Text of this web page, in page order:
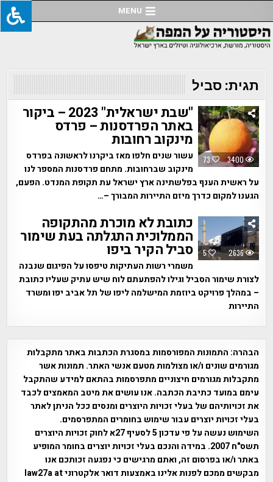
to
content
MENU
תגית:סביל
73 3400
"שבת ישראלית" 2023 – ביקור
באתר הפרדסנות – פרדס
מינקוב רחובות
עשור שנים חלפו מאז ביקרנו לראשונה בפרדס
מינקוב שברחובות. מתחם פרדסנות המספר לנו
על ראשית הענף בפלשתינה ארץ ישראל עת תקופת המנדט. הפעם,
הגענו למקום כדרך מיזם התיירות המבורך –…
5 2636
כתובת לא מוכרת מהתקופה
הממלוכית התגלתה בעת שימור
סביל הקיר ביפו
משמרי רשות העתיקות טיפסו על הפיגום שנבנה
לצורת שימור הסביל וגילו להפתעתם לוח שיש עתיק שעליו כתובת
– במהלך פרויקט ביוזמת המישלמה ליפו של תל אביב יפו ומשרד
התיירות
הבהרה: התמונות המפורסמות במסגרת הכתבות באתר מתקבלות
מגורמים שונים ו/או מצולמות מטעם אנשי האתר. תמונות אשר
מתקבלות מגורמים חיצוניים מתפרסמות בהתאם למידע שהתקבל
עימם במועד כתיבת הכתבה. אנו עושים את מיטב המאמצים לכבד
את זכויותיהם של בעלי זכויות היוצרים ומנסים ככל הניתן לאתר
בעלי זכויות יוצרים עבור שימוש בחומרים המתפרסמים.
השימוש נעשה על פי עדכון 5 לסעיף 27א לחוק זכויות היוצרים
תשס"ח 2007. במידה והנכם בעלי זכויות יוצרים בחומר המופיע
באתר ו/או בפרסום זה, ואתם מרגישים כי נפגעה זכותכם אנו
מבקשים ממכם לפנות אלינו באמצעות דואר אלקטרוני law27a at